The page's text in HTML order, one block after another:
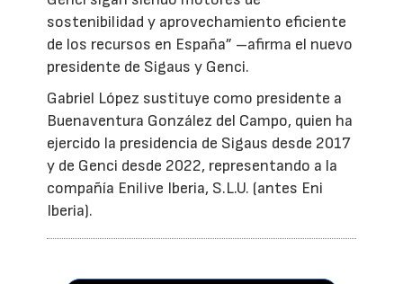
sostenibilidad y aprovechamiento eficiente
de los recursos en España” –afirma el nuevo
presidente de Sigaus y Genci.
Gabriel López sustituye como presidente a
Buenaventura González del Campo, quien ha
ejercido la presidencia de Sigaus desde 2017
y de Genci desde 2022, representando a la
compañía Enilive Iberia, S.L.U. (antes Eni
Iberia).